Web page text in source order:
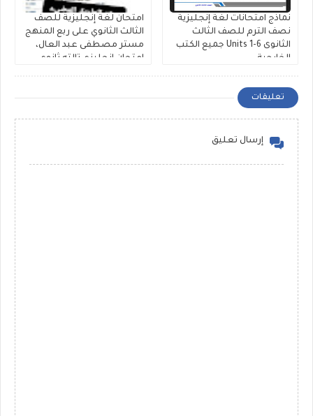
نماذج امتحانات لغة إنجليزية
نصف الترم للصف الثالث
الثانوى Units 1-6 جميع الكتب
الخارجية
امتحان لغة إنجليزية للصف
الثالث الثانوي على ربع المنهج
مستر مصطفى عبد العال،
إمتحان إنجليزي تالته ثانوي
تعليقات
إرسال تعليق